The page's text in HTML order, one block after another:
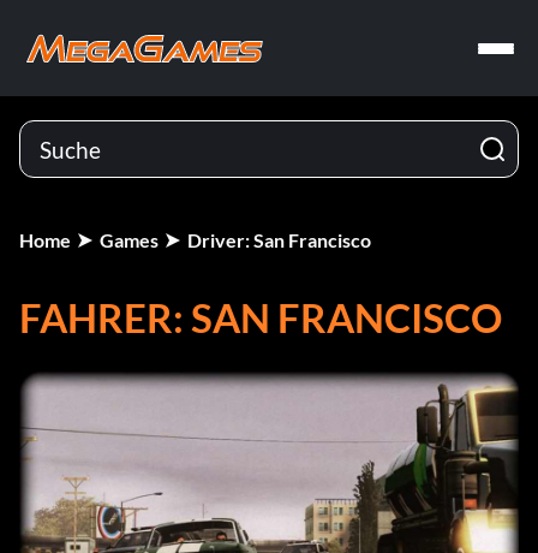
Home Games Driver: San Francisco
FAHRER: SAN FRANCISCO